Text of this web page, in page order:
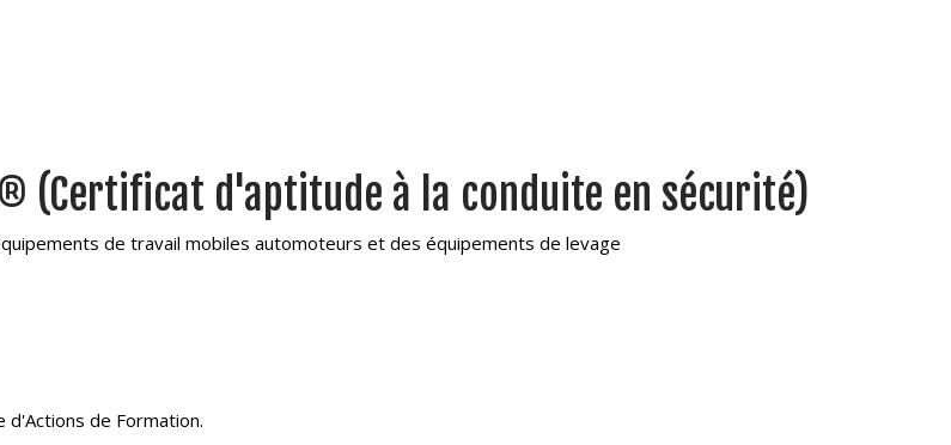
(Certificat d'aptitude à la conduite en sécurité)
de travail mobiles automoteurs et des équipements de levage
de Formation.